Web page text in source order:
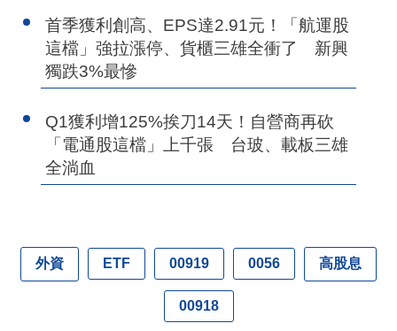
首季獲利創高、EPS達2.91元！「航運股
這檔」強拉漲停、貨櫃三雄全衝了 新興
獨跌3%最慘
Q1獲利增125%挨刀14天！自營商再砍
「電通股這檔」上千張 台玻、載板三雄
全淌血
外資 ETF 00919 0056 高股息
00918